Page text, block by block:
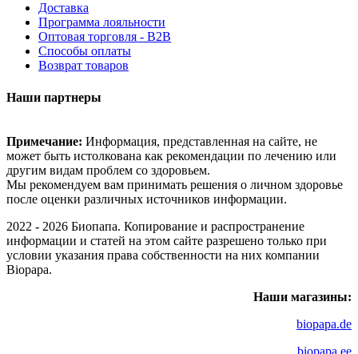
Доставка
Программа лояльности
Оптовая торговля - B2B
Способы оплаты
Возврат товаров
Наши партнеры
Примечание: Информация, представленная на сайте, не
может быть истолкована как рекомендации по лечению или
другим видам проблем со здоровьем.
Мы рекомендуем вам принимать решения о личном здоровье
после оценки различных источников информации.
2022 - 2026 Биопапа. Копирование и распространение
информации и статей на этом сайте разрешено только при
условии указания права собственности на них компании
Biopapa.
Наши магазины:
biopapa.de
biopapa.ee